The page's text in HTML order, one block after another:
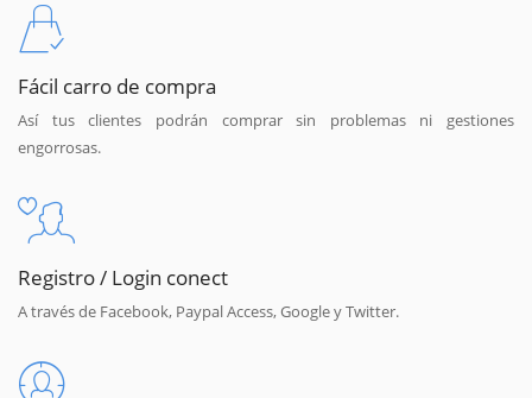
Fácil carro de compra
Así tus clientes podrán comprar sin problemas ni gestiones
engorrosas.
Registro / Login conect
A través de Facebook, Paypal Access, Google y Twitter.